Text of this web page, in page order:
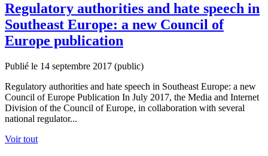
Regulatory authorities and hate speech in
Southeast Europe: a new Council of
Europe publication
Publié le 14 septembre 2017 (public)
Regulatory authorities and hate speech in Southeast Europe: a new
Council of Europe Publication In July 2017, the Media and Internet
Division of the Council of Europe, in collaboration with several
national regulator...
Voir tout